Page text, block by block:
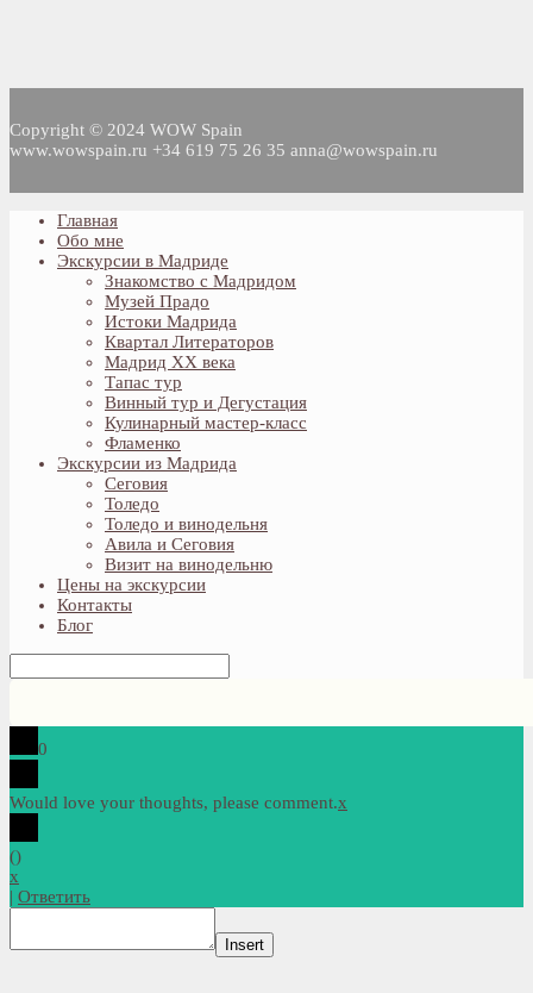
Copyright © 2024 WOW Spain
www.wowspain.ru +34 619 75 26 35 anna@wowspain.ru
Главная
Обо мне
Экскурсии в Мадриде
Знакомство с Мадридом
Музей Прадо
Истоки Мадрида
Квартал Литераторов
Мадрид XX века
Тапас тур
Винный тур и Дегустация
Кулинарный мастер-класс
Фламенко
Экскурсии из Мадрида
Сеговия
Толедо
Толедо и винодельня
Авила и Сеговия
Визит на винодельню
Цены на экскурсии
Контакты
Блог
0
Would love your thoughts, please comment.x
()
x
| Ответить
Insert